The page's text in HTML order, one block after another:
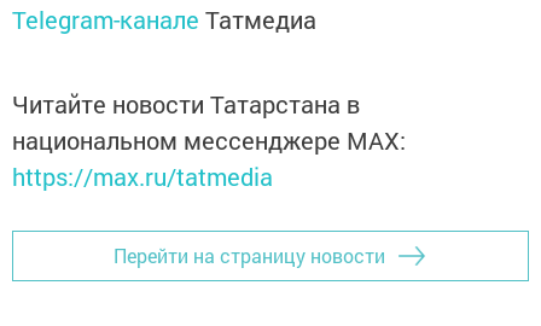
Telegram-канале Татмедиа
Читайте новости Татарстана в
национальном мессенджере MАХ:
https://max.ru/tatmedia
Перейти на страницу новости